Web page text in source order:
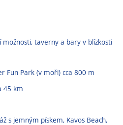
možnosti, taverny a bary v blízkosti
Fun Park (v moři) cca 800 m
45 km
s jemným pískem, Kavos Beach,